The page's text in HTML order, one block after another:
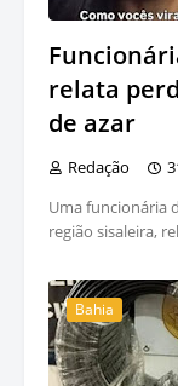
relata
de azar
Redação
Uma funcionária
região sisaleira,
Bahia